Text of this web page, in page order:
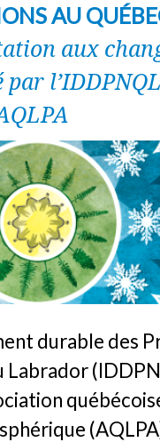
AU
aux
durable des
Labrador